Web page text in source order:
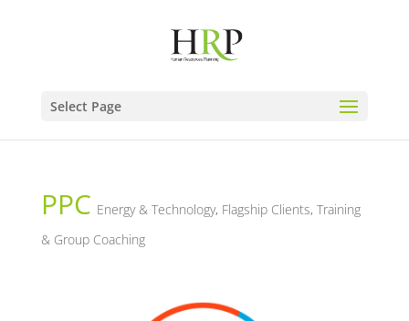
Select Page
PPC Energy & Technology, Flagship Clients, Training
& Group Coaching